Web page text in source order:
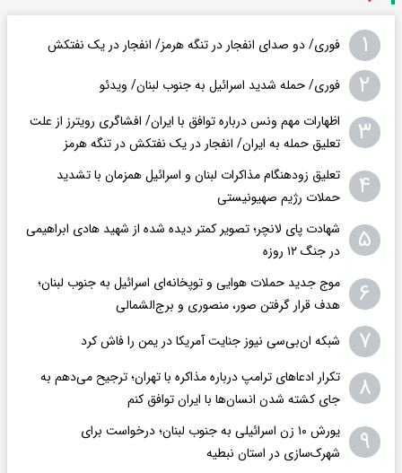
۱ فوری/ دو صدای انفجار در تنگه هرمز/ انفجار در یک نفتکش
۲ فوری/ حمله شدید اسرائیل به جنوب لبنان/ ویدئو
۳
اظهارات مهم ونس درباره توافق با ایران/ افشاگری رویترز از علت
تعلیق حمله به ایران/ انفجار در یک نفتکش در تنگه هرمز
۴
تعلیق زودهنگام مذاکرات لبنان و اسرائیل همزمان با تشدید
حملات رژیم صهیونیستی
۵
شهادت پای لانچر؛ تصویر کمتر دیده شده از شهید هادی ابراهیمی
در جنگ ۱۲ روزه
۶
موج جدید حملات هوایی و توپخانه‌ای اسرائیل به جنوب لبنان؛
هدف قرار گرفتن صور، منصوری و برج‌الشمالی
۷ شبکه ان‌بی‌سی نیوز جنایت آمریکا در یمن را فاش کرد
۸
تکرار ادعاهای ترامپ درباره مذاکره با تهران؛ ترجیح می‌دهم به
جای کشته شدن انسان‌ها با ایران توافق کنم
۹
یورش ۱۰ زن اسرائیلی به جنوب لبنان؛ درخواست برای
شهرک‌سازی در استان نبطیه